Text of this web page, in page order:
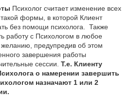
Психолог считает изменение всех
такой формы, в которой Клиент
без помощи психолога. Также
работу с Психологом в любое
предупредив об этом
завершения работы
сессии. Т.е. Клиенту
о намерении завершить
назначают 1 или 2